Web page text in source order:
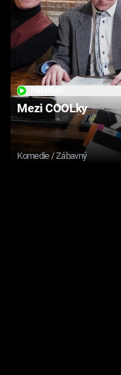
Mezi COOLky
Komedie / Zábavný